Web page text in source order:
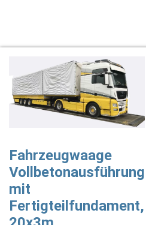
Fahrzeugwaage
Vollbetonausführung
mit
Fertigteilfundament,